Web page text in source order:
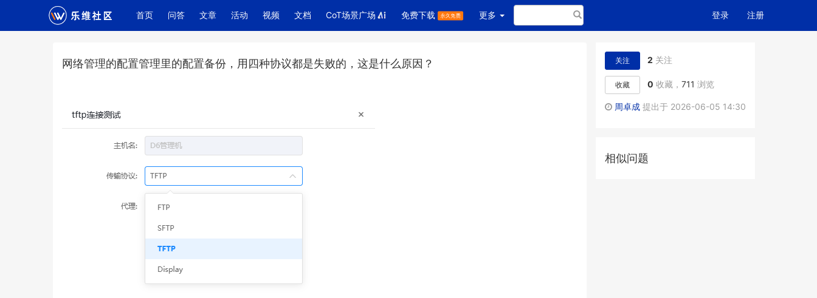
首页(current)
问答 文章 活动 视频 文档 CoT场景广场 免费下载 更多 搜索 登录 注册
网络管理的配置管理里的配置备份，用四种协议都是失败的，这是什么原因？ 关注 2 关注
收藏 0 收藏， 711 浏览
周卓成提出于 2026-06-05 14:30
相似问题